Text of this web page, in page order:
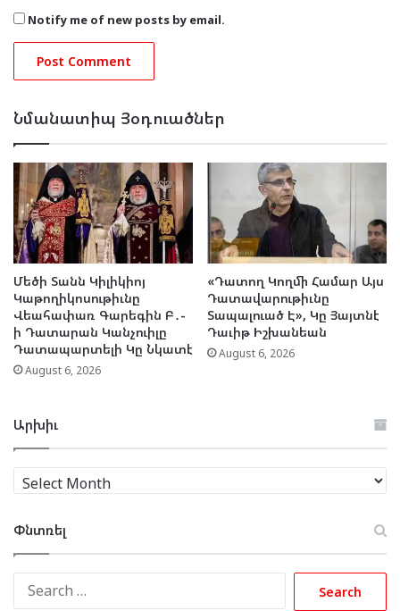
Notify me of new posts by email.
Նմանատիպ Յօդուածներ
Մեծի Տանն Կիլիկիոյ
Կաթողիկոսութիւնը
Վեահափառ Գարեգին Բ․-
ի Դատարան Կանչուիլը
Դատապարտելի Կը Նկատէ
August 6, 2026
«Դատող Կողմի Համար Այս
Դատավարութիւնը
Տապալուած Է», Կը Յայտնէ
Դաւիթ Իշխանեան
August 6, 2026
Արխիւ
Արխիւ
Փնտռել